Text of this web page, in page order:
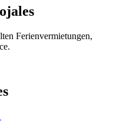
Ferienvermietungen,